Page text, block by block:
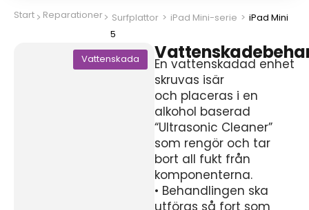
Start Reparationer Surfplattor > iPad Mini-serie > iPad Mini
5
Vattenskada
En vattenskadad enhet
skruvas isär
och placeras i en
alkohol baserad
“Ultrasonic Cleaner”
som rengör och tar
bort all fukt från
komponenterna.
• Behandlingen ska
utföras så fort som